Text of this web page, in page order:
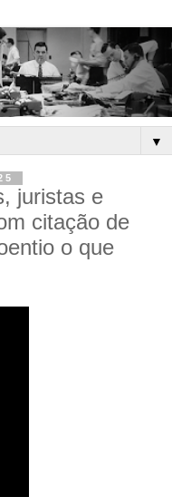
▼
juristas e
citação de
o que